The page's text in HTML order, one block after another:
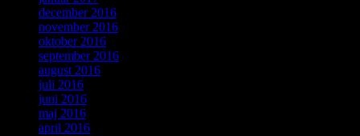
december 2016
november 2016
oktober 2016
september 2016
august 2016
juli 2016
juni 2016
maj 2016
april 2016